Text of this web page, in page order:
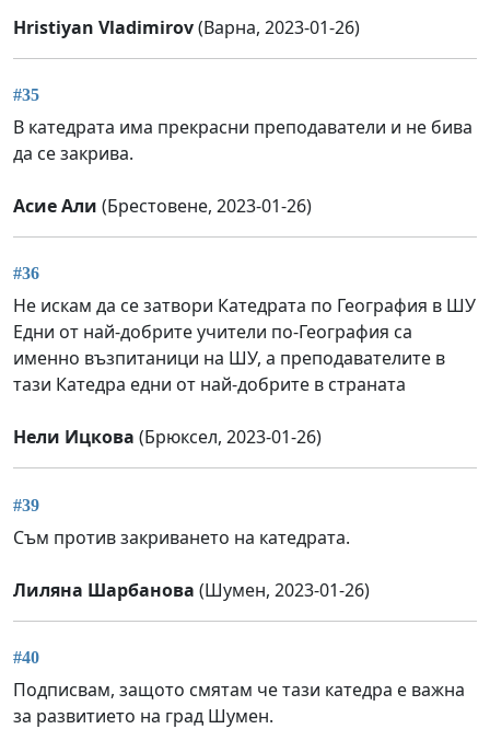
Hristiyan Vladimirov(Варна, 2023-01-26)
#35
В катедрата има прекрасни преподаватели и не бива
да се закрива.
Асие Али (Брестовене, 2023-01-26)
#36
Не искам да се затвори Катедрата по География в ШУ
Едни от най-добрите учители по-География са
именно възпитаници на ШУ, а преподавателите в
тази Катедра едни от най-добрите в страната
Нели Ицкова (Брюксел, 2023-01-26)
#39
Съм против закриването на катедрата.
Лиляна Шарбанова (Шумен, 2023-01-26)
#40
Подписвам, защото смятам че тази катедра е важна
за развитието на град Шумен.